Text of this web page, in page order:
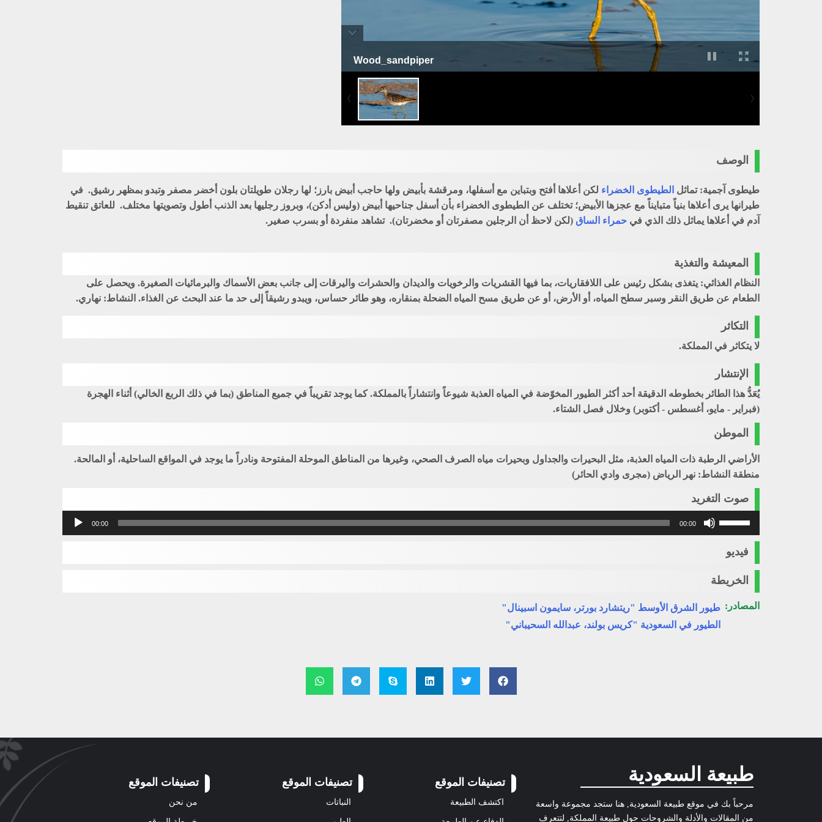
Wood_sandpiper
طيطوى آجمية
الوصف
طيطوى آجمية: تماثل الطيطوى الخضراء لكن أعلاها أفتح وبتباين مع أسفلها، ومرقشة بأبيض ولها حاجب أبيض بارز؛ لها رجلان طويلتان بلون أخضر مصفر وتبدو بمظهر رشيق. في
طيرانها يرى أعلاها بنياً متبايناً مع عجزها الأبيض؛ تختلف عن الطيطوى الخضراء بأن أسفل جناحيها أبيض (وليس أدكن)، وبروز رجليها بعد الذنب أطول وتصويتها مختلف. للعاتق تنقيط
آدم في أعلاها يماثل ذلك الذي في حمراء الساق (لكن لاحظ أن الرجلين مصفرتان أو مخضرتان). تشاهد منفردة أو بسرب صغير.
المعيشة والتغذية
النظام الغذائي: يتغذى بشكل رئيس على اللافقاريات، بما فيها القشريات والرخويات والديدان والحشرات واليرقات إلى جانب بعض الأسماك والبرمائيات الصغيرة. ويحصل على
الطعام عن طريق النقر وسبر سطح المياه، أو الأرض، أو عن طريق مسح المياه الضحلة بمنقاره، وهو طائر حساس، ويبدو رشيقاً إلى حد ما عند البحث عن الغذاء. النشاط: نهاري.
التكاثر
لا يتكاثر في المملكة.
الإنتشار
يُعَدُّ هذا الطائر بخطوطه الدقيقة أحد أكثر الطيور المخوّضة في المياه العذبة شيوعاً وانتشاراً بالمملكة. كما يوجد تقريباً في جميع المناطق (بما في ذلك الربع الخالي) أثناء الهجرة
(فبراير - مايو، أغسطس - أكتوبر) وخلال فصل الشتاء.
الموطن
الأراضي الرطبة ذات المياه العذبة، مثل البحيرات والجداول وبحيرات مياه الصرف الصحي، وغيرها من المناطق الموحلة المفتوحة ونادراً ما يوجد في المواقع الساحلية، أو المالحة.
منطقة النشاط: نهر الرياض (مجرى وادي الحائر)
صوت التغريد
مشغل
الصوت
00:00 00:00
الأسهم
أعلى/
أسفل
لزيادة
أو
خفض
فيديو
الخريطة
المصادر: طيور الشرق الأوسط "ريتشارد بورتر، سايمون اسبينال"
الطيور في السعودية "كريس بولند، عبدالله السحيباني"
طبيعة السعودية
مرحباً بك في موقع طبيعة السعودية, هنا ستجد مجموعة واسعة
من المقالات والأدلة والشروحات حول طبيعة المملكة, لتتعرف
تصنيفات الموقع
اكتشف الطبيعة
تصنيفات الموقع
النباتات
تصنيفات الموقع
من نحن